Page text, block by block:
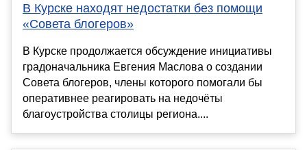
В Курске находят недостатки без помощи
«Совета блогеров»
В Курске продолжается обсуждение инициативы
градоначальника Евгения Маслова о создании
Совета блогеров, члены которого помогали бы
оперативнее реагировать на недочёты
благоустройства столицы региона....